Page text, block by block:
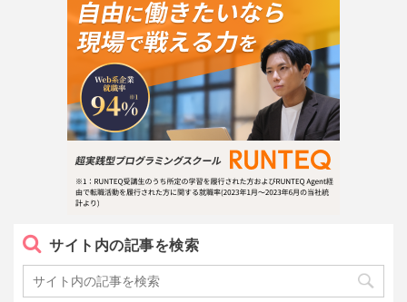
サイト内の記事を検索